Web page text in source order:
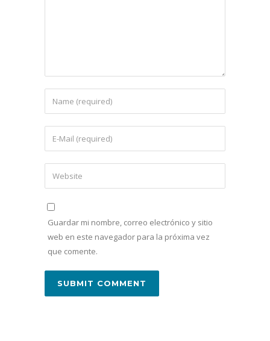
Guardar mi nombre, correo electrónico y sitio
web en este navegador para la próxima vez
que comente.